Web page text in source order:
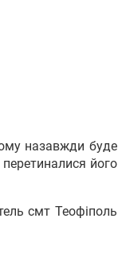
назавжди буде
його
смт Теофіполь